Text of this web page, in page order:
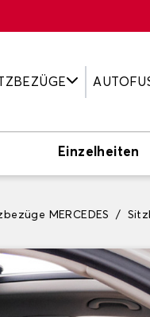
Einzelheiten
MERCEDES